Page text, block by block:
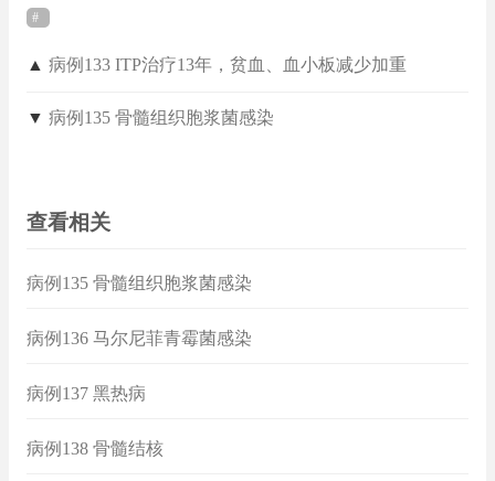
▲ 病例133 ITP治疗13年，贫血、血小板减少加重
▼ 病例135 骨髓组织胞浆菌感染
查看相关
病例135 骨髓组织胞浆菌感染
病例136 马尔尼菲青霉菌感染
病例137 黑热病
病例138 骨髓结核